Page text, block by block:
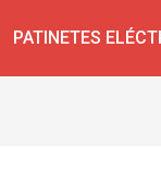
PATINETES